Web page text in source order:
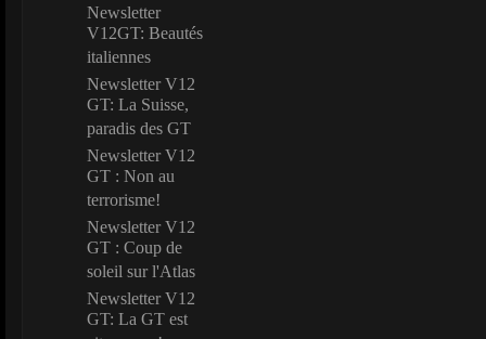
Newsletter
V12GT: Beautés
italiennes
Newsletter V12
GT: La Suisse,
paradis des GT
Newsletter V12
GT : Non au
terrorisme!
Newsletter V12
GT : Coup de
soleil sur l'Atlas
Newsletter V12
GT: La GT est